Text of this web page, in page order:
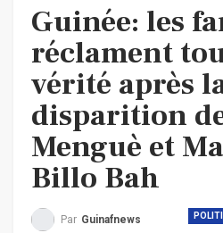
Guinée: les
réclament
vérité après
disparition
Menguè et
Billo Bah
Par Guinafnews